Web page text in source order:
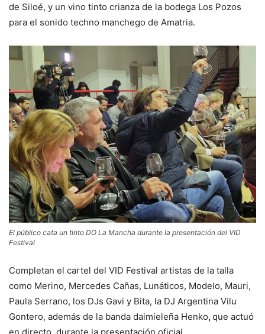
de Siloé, y un vino tinto crianza de la bodega Los Pozos
para el sonido techno manchego de Amatria.
El público cata un tinto DO La Mancha durante la presentación del VID
Festival
Completan el cartel del VID Festival artistas de la talla
como Merino, Mercedes Cañas, Lunáticos, Modelo, Mauri,
Paula Serrano, los DJs Gavi y Bita, la DJ Argentina Vilu
Gontero, además de la banda daimieleña Henko,que actuó